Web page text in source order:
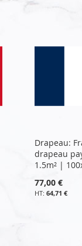
Drapeau:
drapeau
1.5m² |
77,00 €
64,71 €